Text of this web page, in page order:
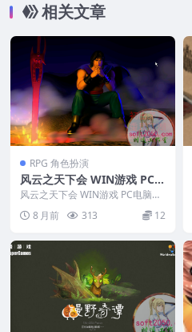
相关文章
RPG 角色扮演
风云之天下会 WIN游戏 PC电
脑游戏 适配系统WIN10 WIN
11
风云之天下会 WIN游戏 PC电脑游
戏 适配系统WIN10 WIN11 编
号...8 月前 313 12